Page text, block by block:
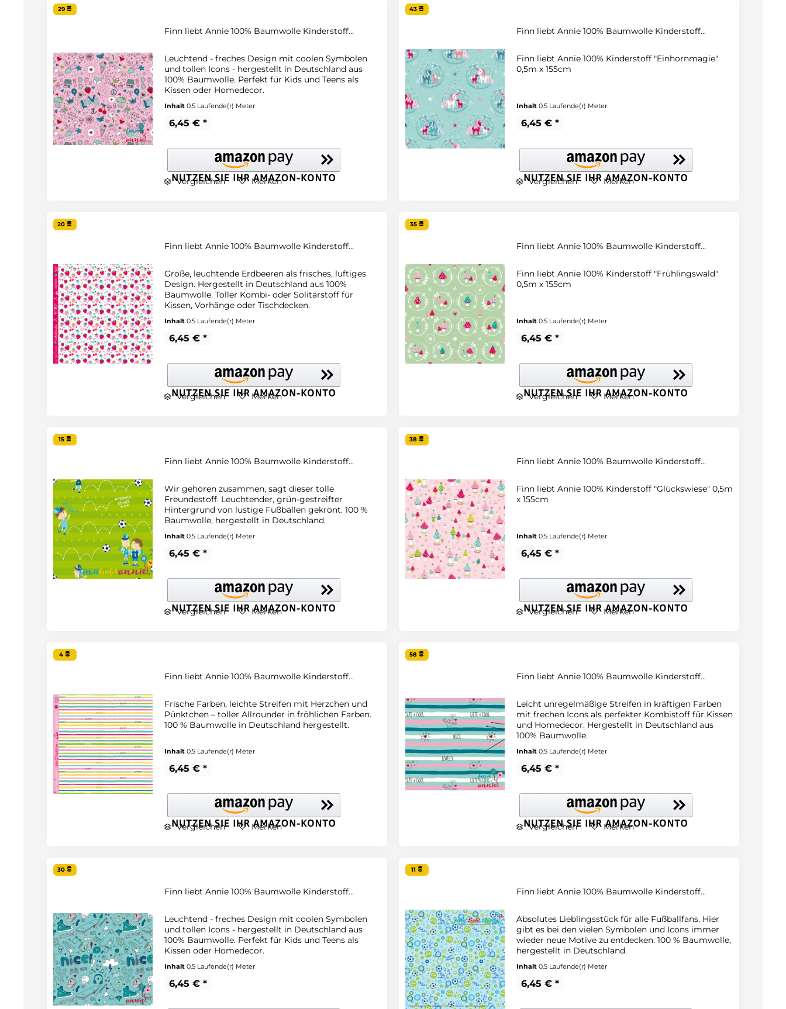
29
Finn liebt Annie 100% Baumwolle Kinderstoff...
Leuchtend - freches Design mit coolen Symbolen
und tollen Icons - hergestellt in Deutschland aus
100% Baumwolle. Perfekt für Kids und Teens als
Kissen oder Homedecor.
Inhalt 0.5 Laufende(r) Meter
6,45 € *
Vergleichen Merken
43
Finn liebt Annie 100% Baumwolle Kinderstoff...
Finn liebt Annie 100% Kinderstoff "Einhornmagie"
0,5m x 155cm
Inhalt 0.5 Laufende(r) Meter
6,45 € *
Vergleichen Merken
20
Finn liebt Annie 100% Baumwolle Kinderstoff...
Große, leuchtende Erdbeeren als frisches, luftiges
Design. Hergestellt in Deutschland aus 100%
Baumwolle. Toller Kombi- oder Solitärstoff für
Kissen, Vorhänge oder Tischdecken.
Inhalt 0.5 Laufende(r) Meter
6,45 € *
Vergleichen Merken
35
Finn liebt Annie 100% Baumwolle Kinderstoff...
Finn liebt Annie 100% Kinderstoff "Frühlingswald"
0,5m x 155cm
Inhalt 0.5 Laufende(r) Meter
6,45 € *
Vergleichen Merken
15
Finn liebt Annie 100% Baumwolle Kinderstoff...
Wir gehören zusammen, sagt dieser tolle
Freundestoff. Leuchtender, grün-gestreifter
Hintergrund von lustige Fußbällen gekrönt. 100 %
Baumwolle, hergestellt in Deutschland.
Inhalt 0.5 Laufende(r) Meter
6,45 € *
Vergleichen Merken
38
Finn liebt Annie 100% Baumwolle Kinderstoff...
Finn liebt Annie 100% Kinderstoff "Glückswiese" 0,5m
x 155cm
Inhalt 0.5 Laufende(r) Meter
6,45 € *
Vergleichen Merken
4
Finn liebt Annie 100% Baumwolle Kinderstoff...
Frische Farben, leichte Streifen mit Herzchen und
Pünktchen – toller Allrounder in fröhlichen Farben.
100 % Baumwolle in Deutschland hergestellt.
Inhalt 0.5 Laufende(r) Meter
6,45 € *
Vergleichen Merken
58
Finn liebt Annie 100% Baumwolle Kinderstoff...
Leicht unregelmäßige Streifen in kräftigen Farben
mit frechen Icons als perfekter Kombistoff für Kissen
und Homedecor. Hergestellt in Deutschland aus
100% Baumwolle.
Inhalt 0.5 Laufende(r) Meter
6,45 € *
Vergleichen Merken
30
Finn liebt Annie 100% Baumwolle Kinderstoff...
Leuchtend - freches Design mit coolen Symbolen
und tollen Icons - hergestellt in Deutschland aus
100% Baumwolle. Perfekt für Kids und Teens als
Kissen oder Homedecor.
Inhalt 0.5 Laufende(r) Meter
6,45 € *
11
Finn liebt Annie 100% Baumwolle Kinderstoff...
Absolutes Lieblingsstück für alle Fußballfans. Hier
gibt es bei den vielen Symbolen und Icons immer
wieder neue Motive zu entdecken. 100 % Baumwolle,
hergestellt in Deutschland.
Inhalt 0.5 Laufende(r) Meter
6,45 € *